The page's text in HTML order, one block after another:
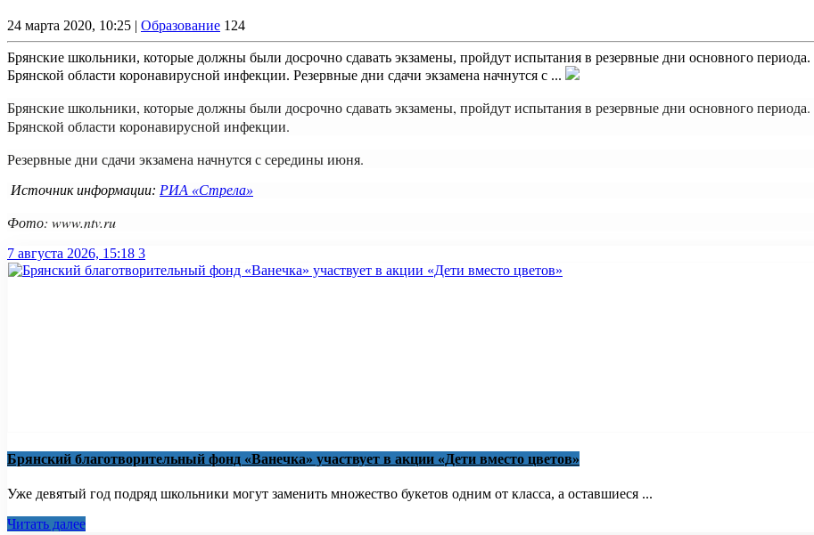
24 марта 2020, 10:25 | Образование 124
Брянские школьники, которые должны были досрочно сдавать экзамены, пройдут испытания в резервные дни основного
Брянской области коронавирусной инфекции. Резервные дни сдачи экзамена начнутся с ...
Брянские школьники, которые должны были досрочно сдавать экзамены, пройдут испытания в резервные дни основного
Брянской области коронавирусной инфекции.
Резервные дни сдачи экзамена начнутся с середины июня.
Источник информации: РИА «Стрела»
Фото: www.ntv.ru
7 августа 2026, 15:18 3
Брянский благотворительный фонд «Ванечка» участвует в акции «Дети вместо цветов»
Уже девятый год подряд школьники могут заменить множество букетов одним от класса, а оставшиеся ...
Читать далее